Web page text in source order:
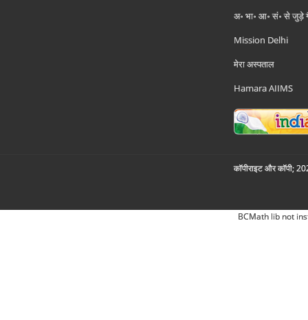
अ॰ भा॰ आ॰ सं॰ से जुड़े
Mission Delhi
मेरा अस्पताल
Hamara AIIMS
कॉपीराइट और कॉपी;
BCMath lib not